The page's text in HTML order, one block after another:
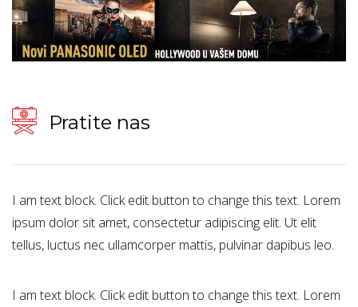
Pratite nas
I am text block. Click edit button to change this text. Lorem
ipsum dolor sit amet, consectetur adipiscing elit. Ut elit
tellus, luctus nec ullamcorper mattis, pulvinar dapibus leo.
I am text block. Click edit button to change this text. Lorem